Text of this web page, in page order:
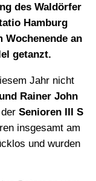
des Waldörfer
Hamburg
Wochenende an
getanzt.
Jahr nicht
Rainer John
Senioren III S
insgesamt am
und wurden